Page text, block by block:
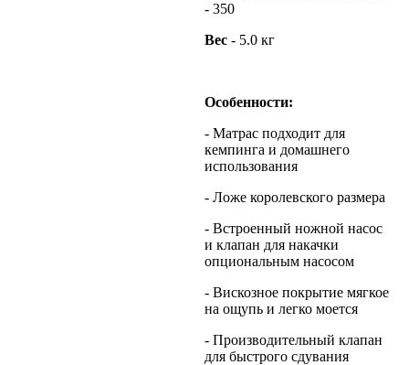
- 350
Вес - 5.0 кг
Особенности:
- Матрас подходит для
кемпинга и домашнего
использования
- Ложе королевского размера
- Встроенный ножной насос
и клапан для накачки
опциональным насосом
- Вискозное покрытие мягкое
на ощупь и легко моется
- Производительный клапан
для быстрого сдувания